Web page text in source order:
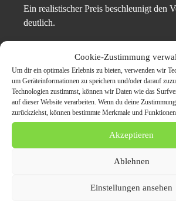
Cookie-Zustimmung
Um dir ein optimales Erlebnis zu bieten, verwenden wir
um Geräteinformationen zu speichern und/oder darauf
Technologien zustimmst, können wir Daten wie das
auf dieser Website verarbeiten. Wenn du deine
zurückziehst, können bestimmte Merkmale und
Akzeptieren
Ablehnen
Einstellungen ansehen
Ein realistischer Preis beschleunigt den
deutlich.
Marktbericht
Münster– Der Markt für
stabil. Beobachter berichten von einer
Nachfrage nach gebrauchten
im urbanen Raum. Verkäufer legen
. Der strukturierte